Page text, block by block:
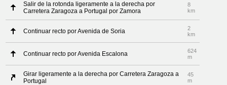
Salir de la rotonda ligeramente a la derecha por
Carretera Zaragoza a Portugal por Zamora
8
km
Continuar recto por Avenida de Soria
2
km
Continuar recto por Avenida Escalona
624
m
Girar ligeramente a la derecha por Carretera Zaragoza a
Portugal
45
m